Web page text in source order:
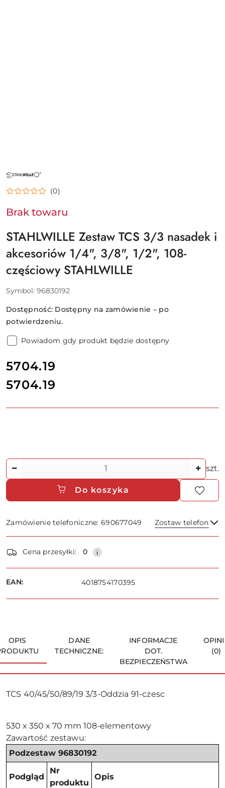
NAZWA
PRODUCENTA:
STAHLWILLE
(0)
Brak towaru
STAHLWILLE Zestaw TCS 3/3 nasadek i
akcesoriów 1/4", 3/8", 1/2", 108-
częściowy STAHLWILLE
Symbol: 96830192
Dostępność: Dostępny na zamówienie – po
potwierdzeniu.
Powiadom gdy produkt będzie dostępny
cena:
5704.19
Cena:
5704.19
Ilość szt.
Do koszyka
Zamówienie telefoniczne: 690677049 Zostaw telefon
Wyślij
Dostępność
i
dostawa
Cena przesyłki: 0
EAN: 4018754170395
OPIS
DANE
TECHNICZNE:
INFORMACJE
DOT.
BEZPIECZEŃSTWA
(0)
TCS 40/45/50/89/19 3/3-Oddzia 91-czesc
530 x 350 x 70 mm 108-elementowy
Zawartość zestawu:
Podzestaw 96830192
Podgląd
Nr
produktu
Opis